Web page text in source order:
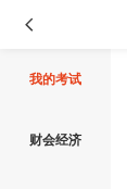
我的考试
财会经济